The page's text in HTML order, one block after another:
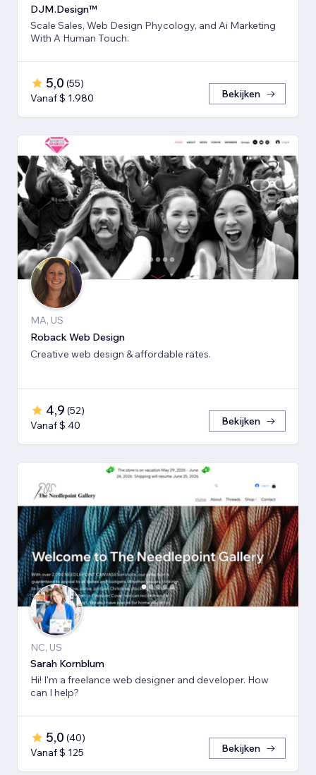
DJM.Design™
Scale Sales, Web Design Phycology, and Ai Marketing
With A Human Touch.
5,0 (55)
Vanaf $ 1.980
Bekijken
MA, US
Roback Web Design
Creative web design & affordable rates.
4,9 (52)
Vanaf $ 40
Bekijken
NC, US
Sarah Kornblum
Hi! I'm a freelance web designer and developer. How
can I help?
5,0 (40)
Vanaf $ 125
Bekijken